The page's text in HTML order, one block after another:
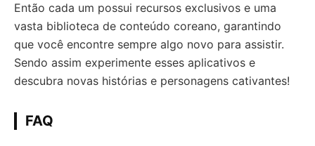
Então cada um possui recursos exclusivos e uma
vasta biblioteca de conteúdo coreano, garantindo
que você encontre sempre algo novo para assistir.
Sendo assim experimente esses aplicativos e
descubra novas histórias e personagens cativantes!
FAQ